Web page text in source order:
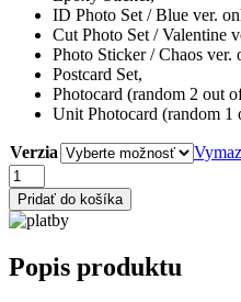
ID Photo Set / Blue ver.
Cut Photo Set / Valentine
Photo Sticker / Chaos ver.
Postcard Set,
Photocard (random 2 out
Unit Photocard (random 1
Verzia
množstvo
NMIXX
-
BLUE
(CD)
Pridať do košíka
Popis produktu